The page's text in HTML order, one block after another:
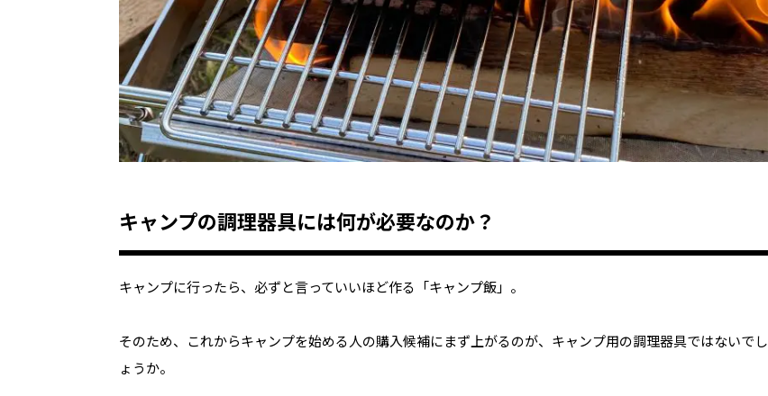
キャンプの調理器具には何が必要なのか？
キャンプに行ったら、必ずと言っていいほど作る「キャンプ飯」。
そのため、これからキャンプを始める人の購入候補にまず上がるのが、キャンプ用の調理器具ではないでし
ょうか。